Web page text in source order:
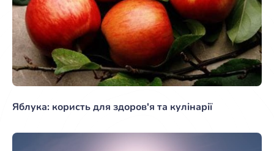
Яблука: користь для здоров'я та кулінарії